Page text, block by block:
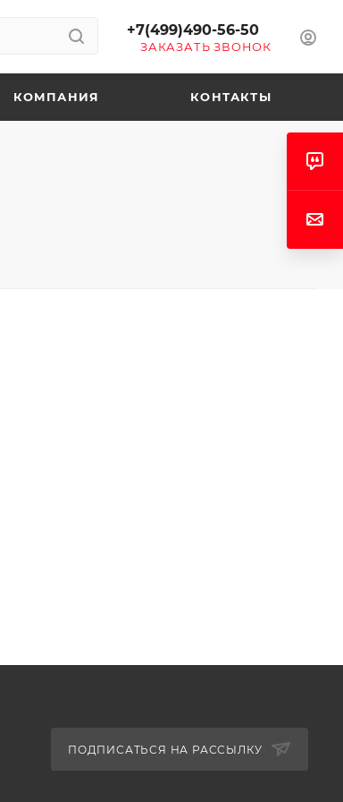
+7(499)490-56-50
ЗАКАЗАТЬ ЗВОНОК
КОМПАНИЯ КОНТАКТЫ
ПОДПИСАТЬСЯ НА РАССЫЛКУ